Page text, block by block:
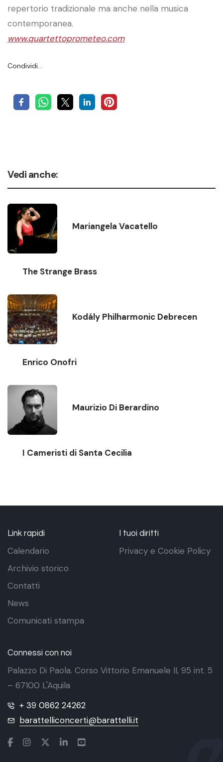
repertorio tradizionale ma anche nella musica
contemporanea.
www.quartettoprometeo.com
Condividi…
Vedi anche:
Mariangela Vacatello
The Strange Brass
Kodály Philharmonic Debrecen
Enrico Onofri
Maurizio Di Berardino
I Cameristi di Santa Cecilia
Link rapidi
Calendario
Archivio storico
Contatti
News
Comunicati stampa
I tuoi diritti
Privacy e Cookie Policy
Connessi con noi
Palazzo Di Paola. Corso Vittorio Emanuele II, 95 int. 5
– 67100 L'Aquila
+ 39 0862 24262
barattelliconcerti@barattelli.it